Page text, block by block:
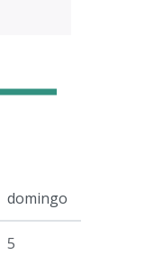
domingo
5